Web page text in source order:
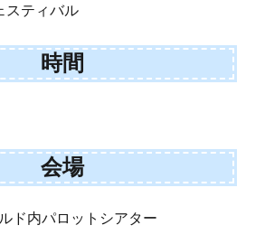
スティバル
時間
会場
ド内パロットシアター